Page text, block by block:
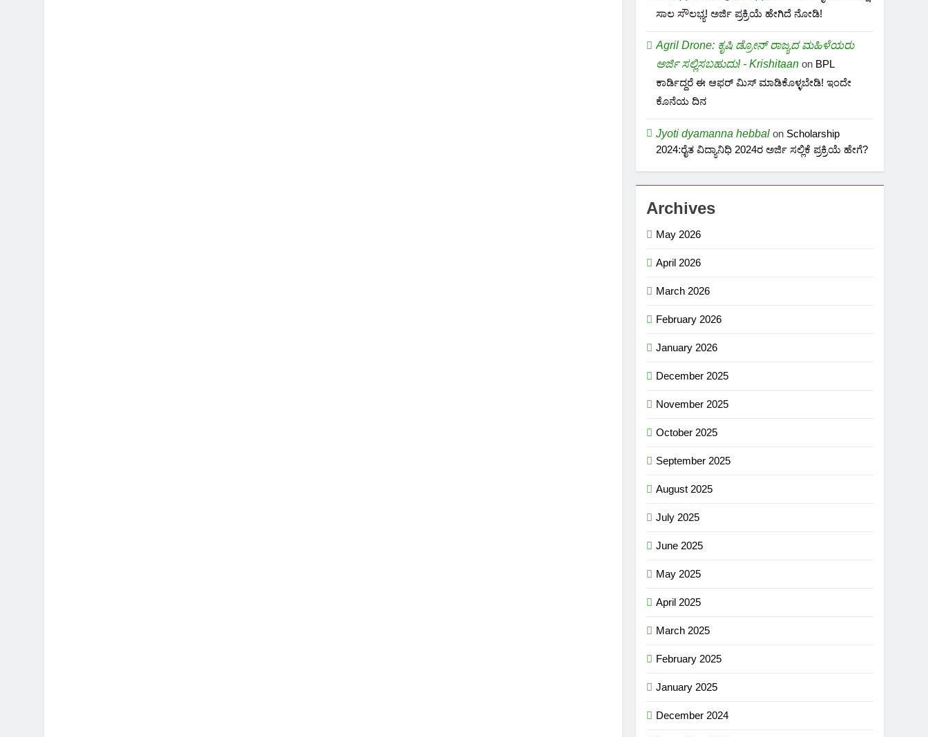
ಸಾಲ ಸೌಲಭ್ಯ! ಅರ್ಜಿ ಪ್ರಕ್ರಿಯೆ ಹೇಗಿದೆ ನೋಡಿ!
Agril Drone: ಕೃಷಿ ಡ್ರೋನ್ ರಾಜ್ಯದ ಮಹಿಳೆಯರು
ಅರ್ಜಿ ಸಲ್ಲಿಸಬಹುದು! - Krishitaan on BPL
ಕಾರ್ಡಿದ್ದರೆ ಈ ಆಫರ್ ಮಿಸ್ ಮಾಡಿಕೊಳ್ಳಬೇಡಿ! ಇಂದೇ
ಕೊನೆಯ ದಿನ
Jyoti dyamanna hebbal on Scholarship
2024:ರೈತ ವಿದ್ಯಾನಿಧಿ 2024ರ ಅರ್ಜಿ ಸಲ್ಲಿಕೆ ಪ್ರಕ್ರಿಯೆ ಹೇಗೆ?
Archives
May 2026
April 2026
March 2026
February 2026
January 2026
December 2025
November 2025
October 2025
September 2025
August 2025
July 2025
June 2025
May 2025
April 2025
March 2025
February 2025
January 2025
December 2024